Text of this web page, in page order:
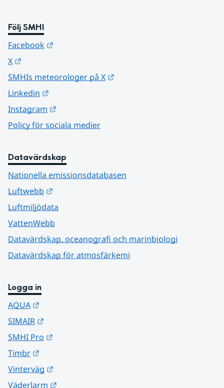
Följ SMHI
Facebook
X
SMHIs meteorologer på X
Linkedin
Instagram
Policy för sociala medier
Datavärdskap
Nationella emissionsdatabasen
Luftwebb
Luftmiljödata
VattenWebb
Datavärdskap, oceanografi och marinbiologi
Datavärdskap för atmosfärkemi
Logga in
AQUA
SIMAIR
SMHI Pro
Timbr
Vinterväg
Väderlarm